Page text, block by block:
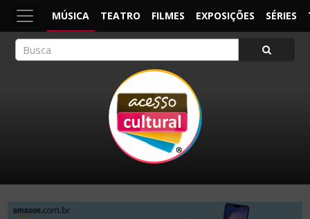
MÚSICA TEATRO FILMES EXPOSIÇÕES SÉRIES